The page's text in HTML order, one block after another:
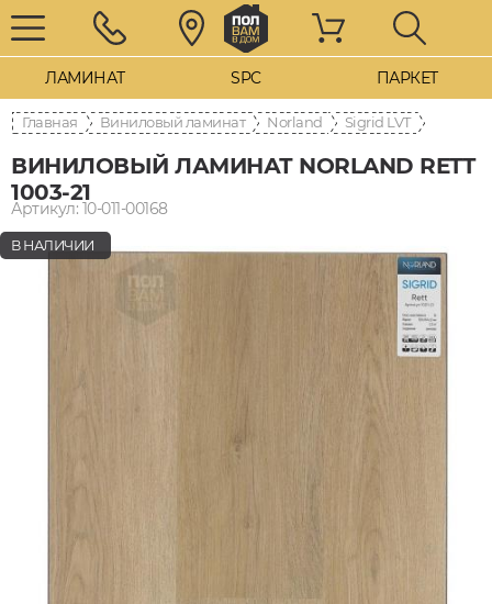
ЛАМИНАТ SPC ПАРКЕТ
Главная Виниловый ламинат Norland Sigrid LVT
ВИНИЛОВЫЙ ЛАМИНАТ NORLAND RETT
1003-21
Артикул: 10-011-00168
В НАЛИЧИИ